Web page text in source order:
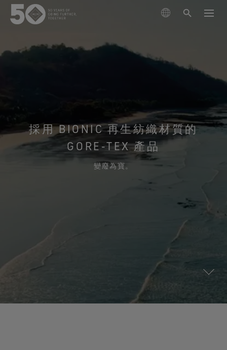
鞋類
手套與配件
滑雪與單板滑雪
跑步
瞭解技術
GORE‑TEX® 薄膜
新一代 GORE‑TEX® 產品
我們如何測試
測試GORE‑TEX®外套
測試GORE‑TEX®鞋類
測試GORE‑TEX®手套
GORE‑TEX®產品
GORE‑TEX®服裝
持久防風。高度透氣。
查看所有服裝產品技術
適合您雙腳的全方位透氣系統
GORE‑TEX® INVISIBLE FIT鞋
您喜歡的舒適貼合感。確保防水，每一英里都變得更美
GORE‑TEX®鞋類
值得信賴的舒適性與防護性。
查看所有鞋類產品技術
舒適貼合，更強掌控。 靈巧舒適，放心穿戴。
WINDSTOPPER® 手套 by GORE‑TEX LABS®
防風，極度舒適。
可持續發展
立足環保，追求性能 (Responsible Performance)
投入科學創新，實踐環保措施。
科學創新
全方位兼顧
為何成為戶外產業的關鍵議題。
探索精心編撰的品牌發展大事記。
關於我們
合作夥伴
清潔保養說明
防潑水功能
維修資訊
採用 BIONIC 再生紡織材質的
GORE‑TEX 產品
變廢為寶。